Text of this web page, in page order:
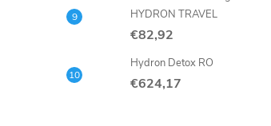
HYDRON TRAVEL
€82,92
Hydron Detox RO
€624,17